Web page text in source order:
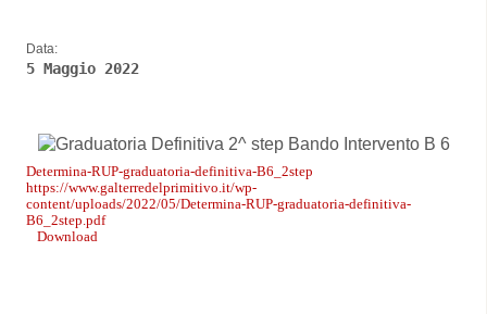
Data:
5 Maggio 2022
Determina-RUP-graduatoria-definitiva-B6_2step
https://www.galterredelprimitivo.it/wp-
content/uploads/2022/05/Determina-RUP-graduatoria-definitiva-
B6_2step.pdf
Download